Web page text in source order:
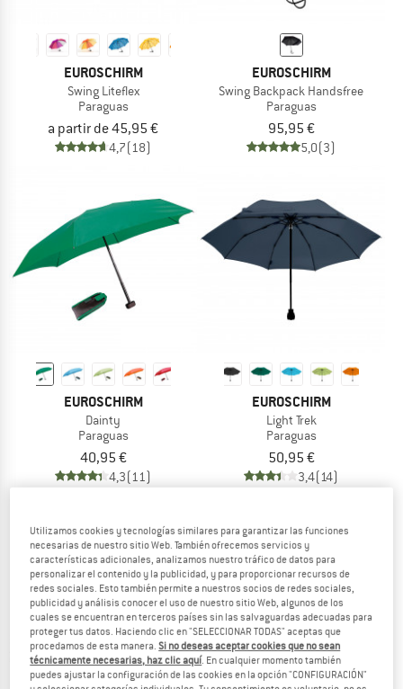
EUROSCHIRM
Swing Liteflex
Paraguas
a partir de 45,95 €
4,7(18)
EUROSCHIRM
Swing Backpack Handsfree
Paraguas
95,95 €
5,0(3)
EUROSCHIRM
Dainty
Paraguas
40,95 €
4,3(11)
EUROSCHIRM
Light Trek
Paraguas
50,95 €
3,4(14)
Utilizamos cookies y tecnologías similares para garantizar las funciones
necesarias de nuestro sitio Web. También ofrecemos servicios y
características adicionales, analizamos nuestro tráfico de datos para
personalizar el contenido y la publicidad, y para proporcionar recursos de
redes sociales. Esto también permite a nuestros socios de redes sociales,
publicidad y análisis conocer el uso de nuestro sitio Web, algunos de los
cuales se encuentran en terceros países sin las salvaguardas adecuadas para
proteger tus datos. Haciendo clic en "SELECCIONAR TODAS" aceptas que
procedamos de esta manera.Si no deseas aceptar cookies que no sean
técnicamente necesarias, haz clic aquí. En cualquier momento también
puedes ajustar la configuración de las cookies en la opción "CONFIGURACIÓN"